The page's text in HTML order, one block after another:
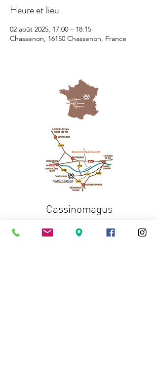
Heure et lieu
02 août 2025, 17:00 – 18:15
Chassenon, 16150 Chassenon, France
Cassinomagus
11, route de Longeas